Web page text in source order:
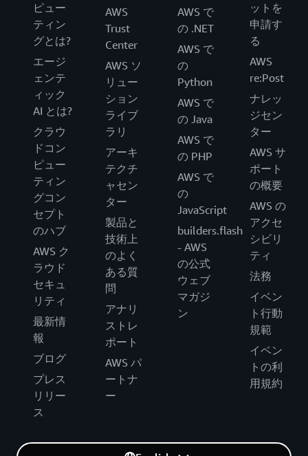
ピュー
ティン
グとは?
エージ
ェンテ
ィック
AI とは?
クラウ
ドコン
ピュー
ティン
グコン
セプト
のハブ
AWS ク
ラウド
セキュ
リティ
最新情
報
ブログ
プレス
リリー
ス
AWS
Trust
Center
AWS ソ
リュー
ション
ライブ
ラリ
アーキ
テクチ
ャセン
ター
製品と
技術上
のよく
ある質
問
アナリ
ストレ
ポート
AWS パ
ートナ
ー
AWS で
の .NET
AWS で
の
Python
AWS で
の Java
AWS で
の PHP
AWS で
の
JavaScript
builders.flash
- AWS
の公式
ウェブ
マガジ
ン
ットを
申請す
る
AWS
re:Post
ナレッ
ジセン
ター
AWS サ
ポート
の概要
AWS の
アクセ
シビリ
ティ
法務
イベン
ト行動
規範
イベン
トの利
用規約